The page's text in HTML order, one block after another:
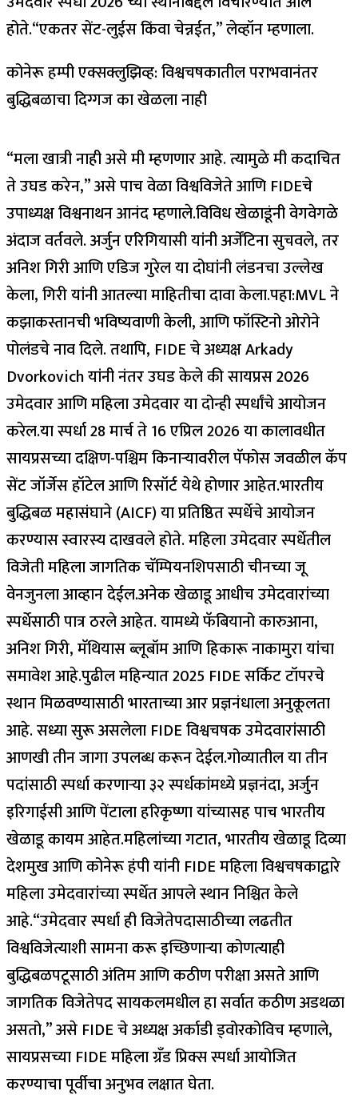
होते.“एकतर सेंट-लुईस किंवा चेन्नईत,” लेव्हॉन म्हणाला.
कोनेरू हम्पी एक्सक्लुझिव्ह: विश्वचषकातील पराभवानंतर
बुद्धिबळाचा दिग्गज का खेळला नाही
“मला खात्री नाही असे मी म्हणणार आहे. त्यामुळे मी कदाचित
ते उघड करेन,” असे पाच वेळा विश्वविजेते आणि FIDEचे
उपाध्यक्ष विश्वनाथन आनंद म्हणाले.विविध खेळाडूंनी वेगवेगळे
अंदाज वर्तवले. अर्जुन एरिगियासी यांनी अर्जेंटिना सुचवले, तर
अनिश गिरी आणि एडिज गुरेल या दोघांनी लंडनचा उल्लेख
केला, गिरी यांनी आतल्या माहितीचा दावा केला.पहा:MVL ने
कझाकस्तानची भविष्यवाणी केली, आणि फॉस्टिनो ओरोने
पोलंडचे नाव दिले. तथापि, FIDE चे अध्यक्ष Arkady
Dvorkovich यांनी नंतर उघड केले की सायप्रस 2026
उमेदवार आणि महिला उमेदवार या दोन्ही स्पर्धांचे आयोजन
करेल.या स्पर्धा 28 मार्च ते 16 एप्रिल 2026 या कालावधीत
सायप्रसच्या दक्षिण-पश्चिम किनाऱ्यावरील पॅफोस जवळील कॅप
सेंट जॉर्जेस हॉटेल आणि रिसॉर्ट येथे होणार आहेत.भारतीय
बुद्धिबळ महासंघाने (AICF) या प्रतिष्ठित स्पर्धेचे आयोजन
करण्यास स्वारस्य दाखवले होते. महिला उमेदवार स्पर्धेतील
विजेती महिला जागतिक चॅम्पियनशिपसाठी चीनच्या जू
वेनजुनला आव्हान देईल.अनेक खेळाडू आधीच उमेदवारांच्या
स्पर्धेसाठी पात्र ठरले आहेत. यामध्ये फॅबियानो कारुआना,
अनिश गिरी, मॅथियास ब्लूबॉम आणि हिकारू नाकामुरा यांचा
समावेश आहे.पुढील महिन्यात 2025 FIDE सर्किट टॉपरचे
स्थान मिळवण्यासाठी भारताच्या आर प्रज्ञनंधाला अनुकूलता
आहे. सध्या सुरू असलेला FIDE विश्वचषक उमेदवारांसाठी
आणखी तीन जागा उपलब्ध करून देईल.गोव्यातील या तीन
पदांसाठी स्पर्धा करणाऱ्या ३२ स्पर्धकांमध्ये प्रज्ञनंदा, अर्जुन
इरिगाईसी आणि पेंटाला हरिकृष्णा यांच्यासह पाच भारतीय
खेळाडू कायम आहेत.महिलांच्या गटात, भारतीय खेळाडू दिव्या
देशमुख आणि कोनेरू हंपी यांनी FIDE महिला विश्वचषकाद्वारे
महिला उमेदवारांच्या स्पर्धेत आपले स्थान निश्चित केले
आहे.“उमेदवार स्पर्धा ही विजेतेपदासाठीच्या लढतीत
विश्वविजेत्याशी सामना करू इच्छिणाऱ्या कोणत्याही
बुद्धिबळपटूसाठी अंतिम आणि कठीण परीक्षा असते आणि
जागतिक विजेतेपद सायकलमधील हा सर्वात कठीण अडथळा
असतो,” असे FIDE चे अध्यक्ष अर्काडी ड्वोरकोविच म्हणाले,
सायप्रसच्या FIDE महिला ग्रँड प्रिक्स स्पर्धा आयोजित
करण्याचा पूर्वीचा अनुभव लक्षात घेता.